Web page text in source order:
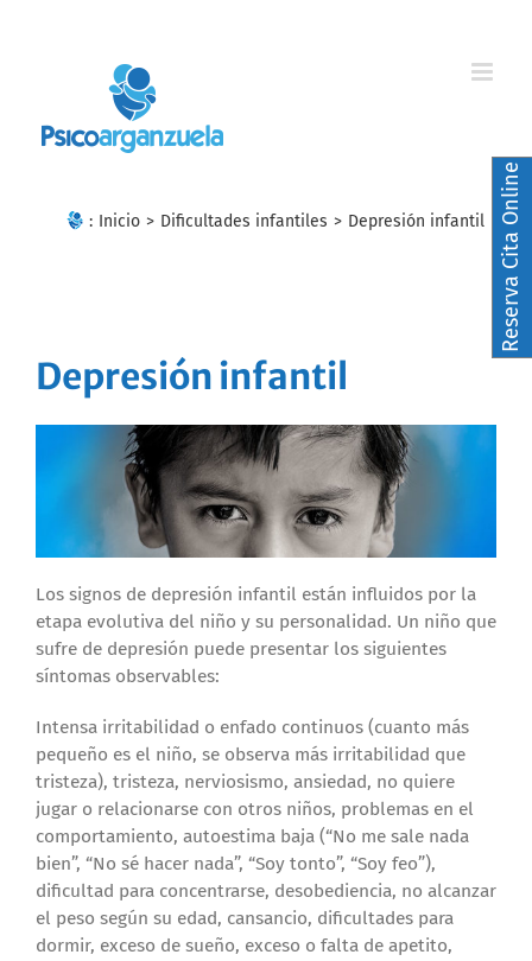
: Inicio > Dificultades infantiles > Depresión infantil
Depresión infantil
Los signos de depresión infantil están influidos por la
etapa evolutiva del niño y su personalidad. Un niño que
sufre de depresión puede presentar los siguientes
síntomas observables:
Intensa irritabilidad o enfado continuos (cuanto más
pequeño es el niño, se observa más irritabilidad que
tristeza), tristeza, nerviosismo, ansiedad, no quiere
jugar o relacionarse con otros niños, problemas en el
comportamiento, autoestima baja (“No me sale nada
bien”, “No sé hacer nada”, “Soy tonto”, “Soy feo”),
dificultad para concentrarse, desobediencia, no alcanzar
el peso según su edad, cansancio, dificultades para
dormir, exceso de sueño, exceso o falta de apetito,
Reserva Cita Online